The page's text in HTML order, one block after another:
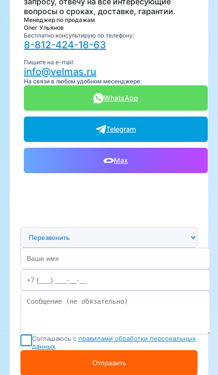
вопросы о сроках, доставке, гарантии.
Менеджер по продажам
Олег Ульянов
Бесплатно консультирую по телефону:
8-812-424-18-63
Пишите на e-mail:
info@velmas.ru
На связи в любом удобном месенджере:
WhatsApp
Telegram
Max
Предпочтительный способ связи
Соглашаюсь с правилами обработки персональных
данных
Отправить